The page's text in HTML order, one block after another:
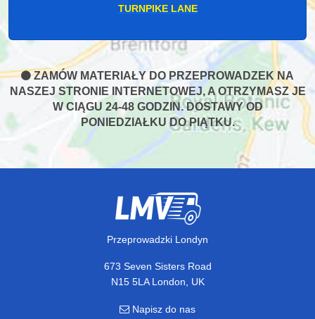
TURNPIKE LANE
ZAMÓW MATERIAŁY DO PRZEPROWADZEK NA
NASZEJ STRONIE INTERNETOWEJ, A OTRZYMASZ JE
W CIĄGU 24-48 GODZIN. DOSTAWY OD
PONIEDZIAŁKU DO PIĄTKU.
Przeprowadzki Londyn
673 Seven Sisters Road
N15 5LA London, UK
Napisz do nas